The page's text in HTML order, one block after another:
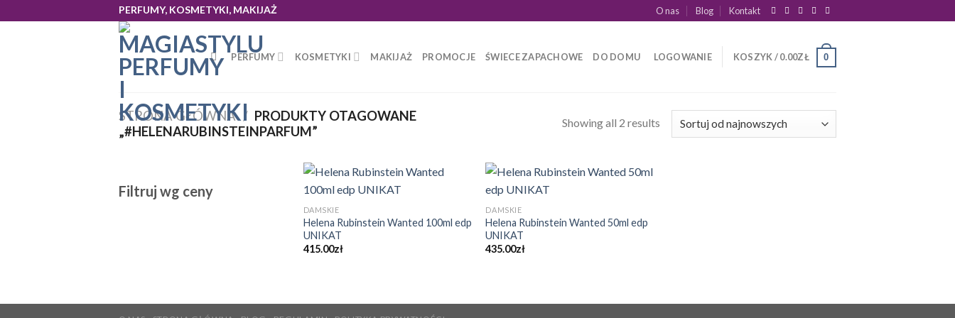
to
PERFUMY, KOSMETYKI, MAKIJAŻ O nas Blog Kontakt
PERFUMY KOSMETYKI MAKIJAŻ PROMOCJE ŚWIECE ZAPACHOWE DO DOMU LOGOWANIE KOSZYK /0.00ZŁ 0
STRONA GŁÓWNA / PRODUKTY OTAGOWANE
„#HELENARUBINSTEINPARFUM”
Showing all 2 results
Filtruj wg ceny
DAMSKIE
Helena Rubinstein Wanted 100ml edp
UNIKAT
415.00zł
DAMSKIE
Helena Rubinstein Wanted 50ml edp
UNIKAT
435.00zł